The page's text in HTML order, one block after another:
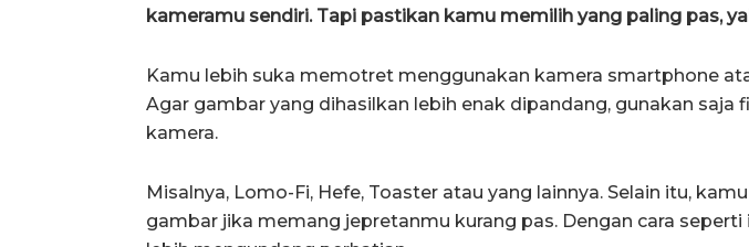
kameramu sendiri. Tapi pastikan kamu memilih yang paling pas,
Kamu lebih suka memotret menggunakan kamera smartphone
Agar gambar yang dihasilkan lebih enak dipandang, gunakan saja
kamera.
Misalnya, Lomo-Fi, Hefe, Toaster atau yang lainnya. Selain itu,
gambar jika memang jepretanmu kurang pas. Dengan cara